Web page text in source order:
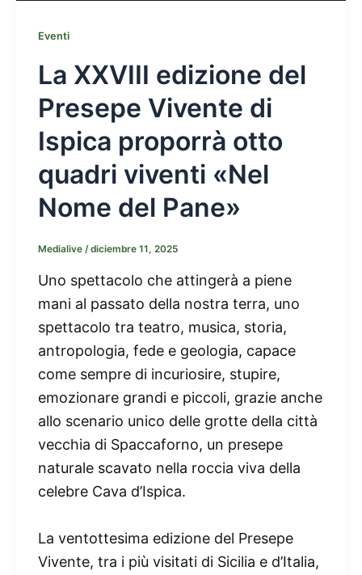
Eventi
La XXVIII edizione del
Presepe Vivente di
Ispica proporrà otto
quadri viventi «Nel
Nome del Pane»
Medialive /diciembre 11, 2025
Uno spettacolo che attingerà a piene
mani al passato della nostra terra, uno
spettacolo tra teatro, musica, storia,
antropologia, fede e geologia, capace
come sempre di incuriosire, stupire,
emozionare grandi e piccoli, grazie anche
allo scenario unico delle grotte della città
vecchia di Spaccaforno, un presepe
naturale scavato nella roccia viva della
celebre Cava d’Ispica.
La ventottesima edizione del Presepe
Vivente, tra i più visitati di Sicilia e d’Italia,